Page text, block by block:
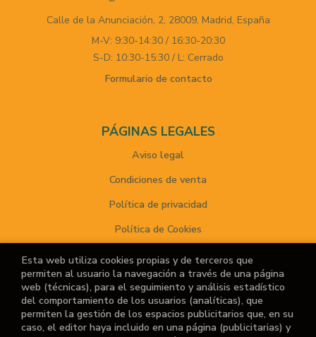
Calle de la Anunciación, 2, 28009, Madrid, España
M-V: 9:30-14:30 / 16:30-20:30
S-D: 10:30-15:30 / L: Cerrado
Formulario de contacto
PÁGINAS LEGALES
Aviso legal
Condiciones de venta
Política de privacidad
Política de Cookies
ATENCIÓN AL CLIENTE
Quiénes somos
Noticias
Esta web utiliza cookies propias y de terceros que
permiten al usuario la navegación a través de una página
web (técnicas), para el seguimiento y análisis estadístico
del comportamiento de los usuarios (analíticas), que
permiten la gestión de los espacios publicitarios que, en su
caso, el editor haya incluido en una página (publicitarias) y